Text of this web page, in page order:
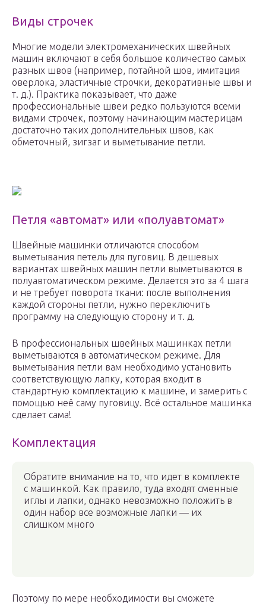
Виды строчек
Многие модели электромеханических швейных
машин включают в себя большое количество самых
разных швов (например, потайной шов, имитация
оверлока, эластичные строчки, декоративные швы и
т. д.). Практика показывает, что даже
профессиональные швеи редко пользуются всеми
видами строчек, поэтому начинающим мастерицам
достаточно таких дополнительных швов, как
обметочный, зигзаг и выметывание петли.
Петля «автомат» или «полуавтомат»
Швейные машинки отличаются способом
выметывания петель для пуговиц. В дешевых
вариантах швейных машин петли выметываются в
полуавтоматическом режиме. Делается это за 4 шага
и не требует поворота ткани: после выполнения
каждой стороны петли, нужно переключить
программу на следующую сторону и т. д.
В профессиональных швейных машинках петли
выметываются в автоматическом режиме. Для
выметывания петли вам необходимо установить
соответствующую лапку, которая входит в
стандартную комплектацию к машине, и замерить с
помощью неё саму пуговицу. Всё остальное машинка
сделает сама!
Комплектация
Обратите внимание на то, что идет в комплекте
с машинкой. Как правило, туда входят сменные
иглы и лапки, однако невозможно положить в
один набор все возможные лапки — их
слишком много
Поэтому по мере необходимости вы сможете